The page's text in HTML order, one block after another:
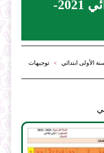
للسنة اولي ابتدائي 2021-
الأولى ابتدائي >
توجيهات